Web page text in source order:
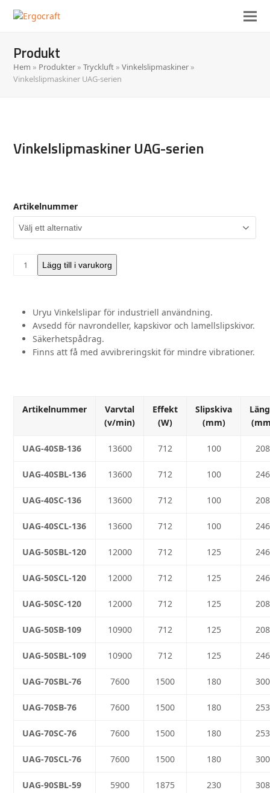
Produkt
Hem » Produkter »Tryckluft »Vinkelslipmaskiner »
Vinkelslipmaskiner UAG-serien
Vinkelslipmaskiner UAG-serien
Artikelnummer
Vinkelslipmaskiner
Lägg till i varukorg
Uryu Vinkelslipar för industriell användning.
Avsedd för navrondeller, kapskivor och lamellslipskivor.
Säkerhetspådrag.
Finns att få med avvibreringskit för mindre vibrationer.
Artikelnummer
Varvtal
(v/min)
Effekt
(W)
Slipskiva
(mm)
UAG-40SB-136 13600 712 100 208
UAG-40SBL-136 13600 712 100 246
UAG-40SC-136 13600 712 100 208
UAG-40SCL-136 13600 712 100 246
UAG-50SBL-120 12000 712 125 246
UAG-50SCL-120 12000 712 125 246
UAG-50SC-120 12000 712 125 208
UAG-50SB-109 10900 712 125 208
UAG-50SBL-109 10900 712 125 246
UAG-70SBL-76 7600 1500 180 300
UAG-70SB-76 7600 1500 180 253
UAG-70SC-76 7600 1500 180 253
UAG-70SCL-76 7600 1500 180 300
UAG-90SBL-59 5900 1875 230 308